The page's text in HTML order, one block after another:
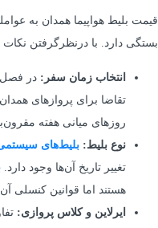
قیمت بلیط هواپیما همدان به
بستگی دارد. با درنظرگرفتن نکات
انتخاب زمان سفر: در
تقاضا برای پروازهای
روزهای میانی هفته
نوع بلیط: بلیط‌های
تغییر تاریخ آن‌ها وجود دارد.
هستند اما قوانین کنسلی
ایرلاین و کلاس پروازی: